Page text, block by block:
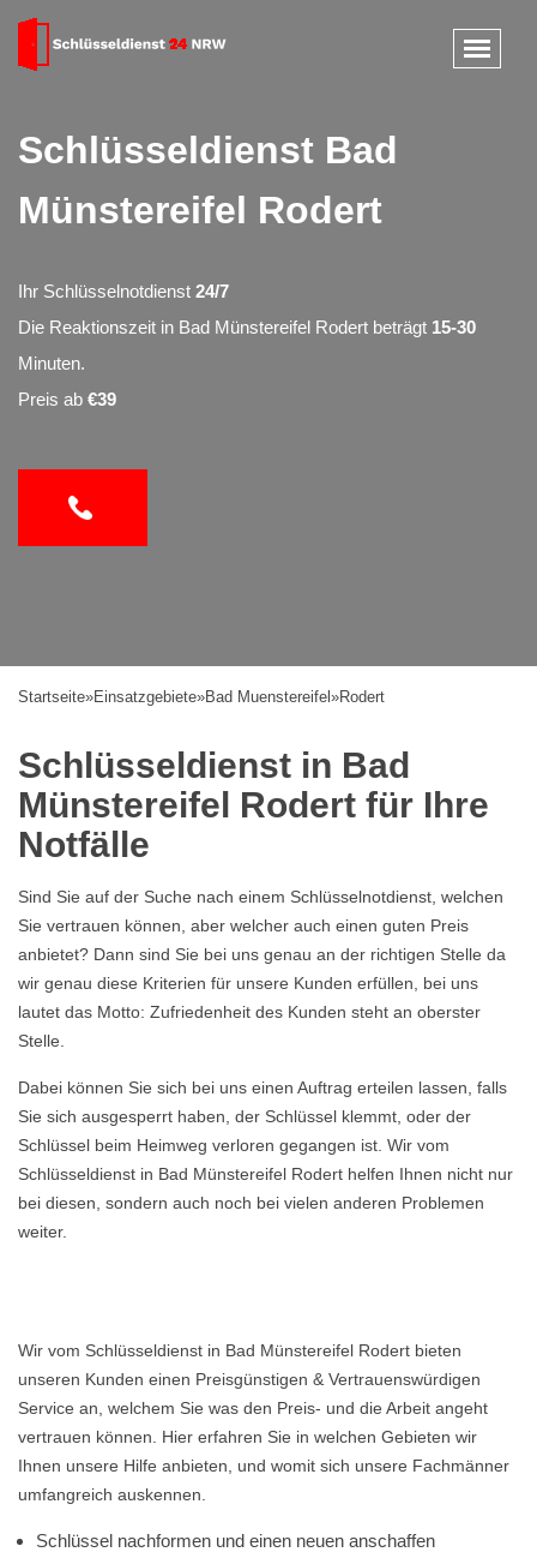
Schlüsseldienst Bad
Münstereifel Rodert
Ihr Schlüsselnotdienst 24/7
Die Reaktionszeit in Bad Münstereifel Rodert beträgt 15-30
Minuten.
Preis ab €39
Startseite»Einsatzgebiete»Bad Muenstereifel »Rodert
Schlüsseldienst in Bad
Münstereifel Rodert für Ihre
Notfälle
Sind Sie auf der Suche nach einem Schlüsselnotdienst, welchen
Sie vertrauen können, aber welcher auch einen guten Preis
anbietet? Dann sind Sie bei uns genau an der richtigen Stelle da
wir genau diese Kriterien für unsere Kunden erfüllen, bei uns
lautet das Motto: Zufriedenheit des Kunden steht an oberster
Stelle.
Dabei können Sie sich bei uns einen Auftrag erteilen lassen, falls
Sie sich ausgesperrt haben, der Schlüssel klemmt, oder der
Schlüssel beim Heimweg verloren gegangen ist. Wir vom
Schlüsseldienst in Bad Münstereifel Rodert helfen Ihnen nicht nur
bei diesen, sondern auch noch bei vielen anderen Problemen
weiter.
Wir vom Schlüsseldienst in Bad Münstereifel Rodert bieten
unseren Kunden einen Preisgünstigen & Vertrauenswürdigen
Service an, welchem Sie was den Preis- und die Arbeit angeht
vertrauen können. Hier erfahren Sie in welchen Gebieten wir
Ihnen unsere Hilfe anbieten, und womit sich unsere Fachmänner
umfangreich auskennen.
Schlüssel nachformen und einen neuen anschaffen